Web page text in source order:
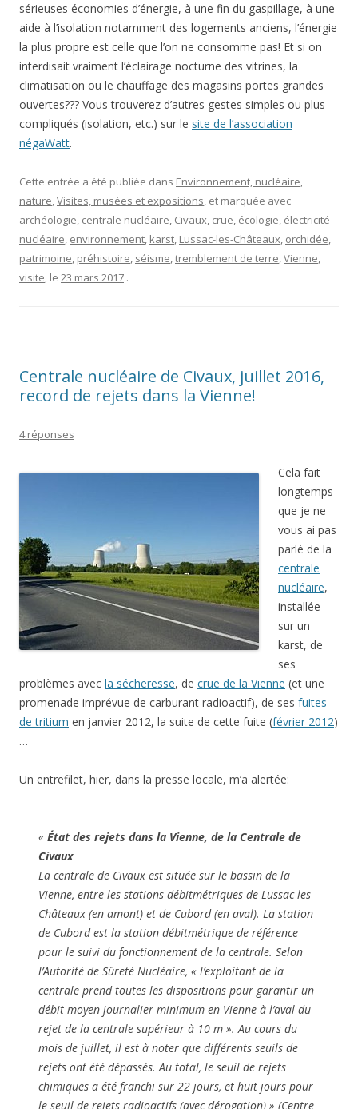
sérieuses économies d’énergie, à une fin du gaspillage, à une
aide à l’isolation notamment des logements anciens, l’énergie
la plus propre est celle que l’on ne consomme pas! Et si on
interdisait vraiment l’éclairage nocturne des vitrines, la
climatisation ou le chauffage des magasins portes grandes
ouvertes??? Vous trouverez d’autres gestes simples ou plus
compliqués (isolation, etc.) sur le site de l’association
négaWatt.
Cette entrée a été publiée dans Environnement, nucléaire,
nature,Visites, musées et expositions, et marquée avec
archéologie, centrale nucléaire, Civaux, crue, écologie, électricité
nucléaire, environnement, karst, Lussac-les-Châteaux, orchidée,
patrimoine, préhistoire, séisme,tremblement de terre,Vienne,
visite, le 23 mars 2017 .
Centrale nucléaire de Civaux, juillet 2016,
record de rejets dans la Vienne!
4 réponses
Cela fait
longtemps
que je ne
vous ai pas
parlé de la
centrale
nucléaire,
installée
sur un
karst, de
ses
problèmes avec la sécheresse, de crue de la Vienne (et une
promenade imprévue de carburant radioactif), de ses fuites
de tritium en janvier 2012, la suite de cette fuite (février 2012)
…
Un entrefilet, hier, dans la presse locale, m’a alertée:
« État des rejets dans la Vienne, de la Centrale de
Civaux
La centrale de Civaux est située sur le bassin de la
Vienne, entre les stations débitmétriques de Lussac-les-
Châteaux (en amont) et de Cubord (en aval). La station
de Cubord est la station débitmétrique de référence
pour le suivi du fonctionnement de la centrale. Selon
l’Autorité de Sûreté Nucléaire, « l’exploitant de la
centrale prend toutes les dispositions pour garantir un
débit moyen journalier minimum en Vienne à l’aval du
rejet de la centrale supérieur à 10 m ». Au cours du
mois de juillet, il est à noter que différents seuils de
rejets ont été dépassés. Au total, le seuil de rejets
chimiques a été franchi sur 22 jours, et huit jours pour
le seuil de rejets radioactifs (avec dérogation) » (Centre